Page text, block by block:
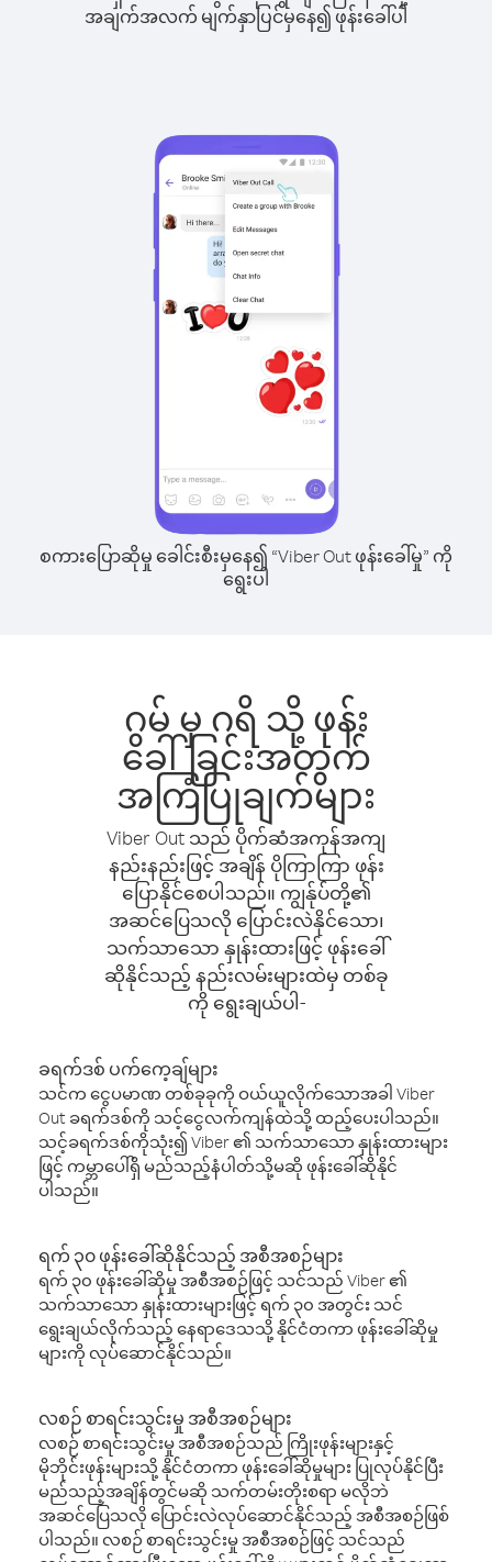
အချက်အလက် မျက်နှာပြင်မှနေ၍ ဖုန်းခေါ်ပါ
စကားပြောဆိုမှု ခေါင်းစီးမှနေ၍ “Viber Out ဖုန်းခေါ်မှု” ကို
ရွေးပါ
ဂွမ် မှ ဂရိ သို့ ဖုန်း
ခေါ်ခြင်းအတွက်
အကြံပြုချက်များ
Viber Out သည် ပိုက်ဆံအကုန်အကျ
နည်းနည်းဖြင့် အချိန် ပိုကြာကြာ ဖုန်း
ပြောနိုင်စေပါသည်။ ကျွန်ုပ်တို့၏
အဆင်ပြေသလို ပြောင်းလဲနိုင်သော၊
သက်သာသော နှုန်းထားဖြင့် ဖုန်းခေါ်
ဆိုနိုင်သည့် နည်းလမ်းများထဲမှ တစ်ခု
ကို ရွေးချယ်ပါ-
ခရက်ဒစ် ပက်ကေ့ချ်များ
သင်က ငွေပမာဏ တစ်ခုခုကို ဝယ်ယူလိုက်သောအခါ Viber
Out ခရက်ဒစ်ကို သင့်ငွေလက်ကျန်ထဲသို့ ထည့်ပေးပါသည်။
သင့်ခရက်ဒစ်ကိုသုံး၍ Viber ၏ သက်သာသော နှုန်းထားများ
ဖြင့် ကမ္ဘာပေါ်ရှိ မည်သည့်နံပါတ်သို့မဆို ဖုန်းခေါ်ဆိုနိုင်
ပါသည်။
ရက် ၃၀ ဖုန်းခေါ်ဆိုနိုင်သည့် အစီအစဉ်များ
ရက် ၃၀ ဖုန်းခေါ်ဆိုမှု အစီအစဉ်ဖြင့် သင်သည် Viber ၏
သက်သာသော နှုန်းထားများဖြင့် ရက် ၃၀ အတွင်း သင်
ရွေးချယ်လိုက်သည့် နေရာဒေသသို့ နိုင်ငံတကာ ဖုန်းခေါ်ဆိုမှု
များကို လုပ်ဆောင်နိုင်သည်။
လစဉ် စာရင်းသွင်းမှု အစီအစဉ်များ
လစဉ် စာရင်းသွင်းမှု အစီအစဉ်သည် ကြိုးဖုန်းများနှင့်
မိုဘိုင်းဖုန်းများသို့ နိုင်ငံတကာ ဖုန်းခေါ်ဆိုမှုများ ပြုလုပ်နိုင်ပြီး
မည်သည့်အချိန်တွင်မဆို သက်တမ်းတိုးစရာ မလိုဘဲ
အဆင်ပြေသလို ပြောင်းလဲလုပ်ဆောင်နိုင်သည့် အစီအစဉ်ဖြစ်
ပါသည်။ လစဉ် စာရင်းသွင်းမှု အစီအစဉ်ဖြင့် သင်သည်